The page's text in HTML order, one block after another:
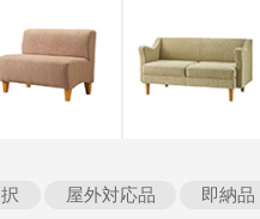
屋外対応品 即納品